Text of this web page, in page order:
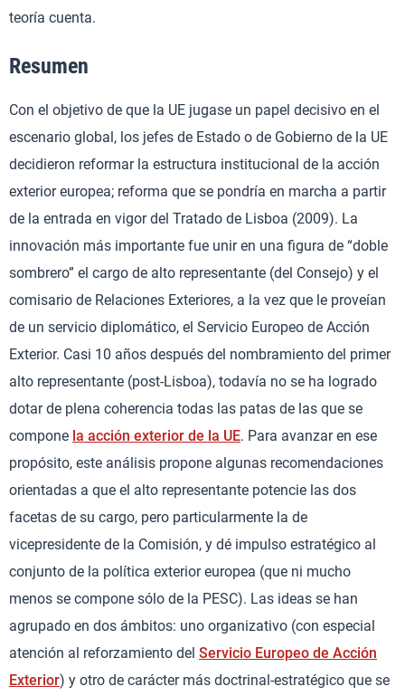
teoría cuenta.
Resumen
Con el objetivo de que la UE jugase un papel decisivo en el
escenario global, los jefes de Estado o de Gobierno de la UE
decidieron reformar la estructura institucional de la acción
exterior europea; reforma que se pondría en marcha a partir
de la entrada en vigor del Tratado de Lisboa (2009). La
innovación más importante fue unir en una figura de “doble
sombrero” el cargo de alto representante (del Consejo) y el
comisario de Relaciones Exteriores, a la vez que le proveían
de un servicio diplomático, el Servicio Europeo de Acción
Exterior. Casi 10 años después del nombramiento del primer
alto representante (post-Lisboa), todavía no se ha logrado
dotar de plena coherencia todas las patas de las que se
compone la acción exterior de la UE. Para avanzar en ese
propósito, este análisis propone algunas recomendaciones
orientadas a que el alto representante potencie las dos
facetas de su cargo, pero particularmente la de
vicepresidente de la Comisión, y dé impulso estratégico al
conjunto de la política exterior europea (que ni mucho
menos se compone sólo de la PESC). Las ideas se han
agrupado en dos ámbitos: uno organizativo (con especial
atención al reforzamiento del Servicio Europeo de Acción
Exterior) y otro de carácter más doctrinal-estratégico que se